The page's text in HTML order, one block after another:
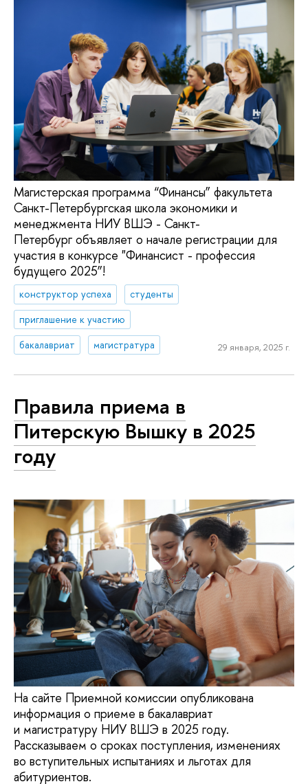
Магистерская программа “Финансы” факультета
Санкт-Петербургская школа экономики и
менеджмента НИУ ВШЭ - Санкт-
Петербург объявляет о начале регистрации для
участия в конкурсе "Финансист - профессия
будущего 2025”!
конструктор успеха
студенты
приглашение к участию
бакалавриат
магистратура 29 января, 2025 г.
Правила приема в
Питерскую Вышку в 2025
году
На сайте Приемной комиссии опубликована
информация о приеме в бакалавриат
и магистратуру НИУ ВШЭ в 2025 году.
Рассказываем о сроках поступления, изменениях
во вступительных испытаниях и льготах для
абитуриентов.